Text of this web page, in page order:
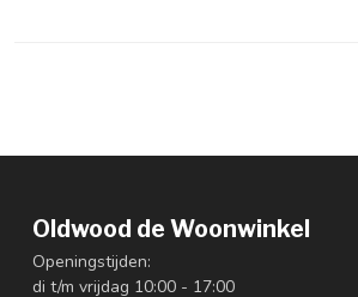
Oldwood de Woonwinkel
Openingstijden:
di t/m vrijdag 10:00 - 17:00